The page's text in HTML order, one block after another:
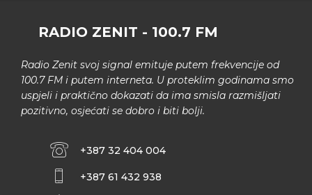
RADIO ZENIT - 100.7 FM
Radio Zenit svoj signal emituje putem frekvencije od
100.7 FM i putem interneta. U proteklim godinama smo
uspjeli i praktično dokazati da ima smisla razmišljati
pozitivno, osjećati se dobro i biti bolji.
+387 32 404 004
+387 61 432 938